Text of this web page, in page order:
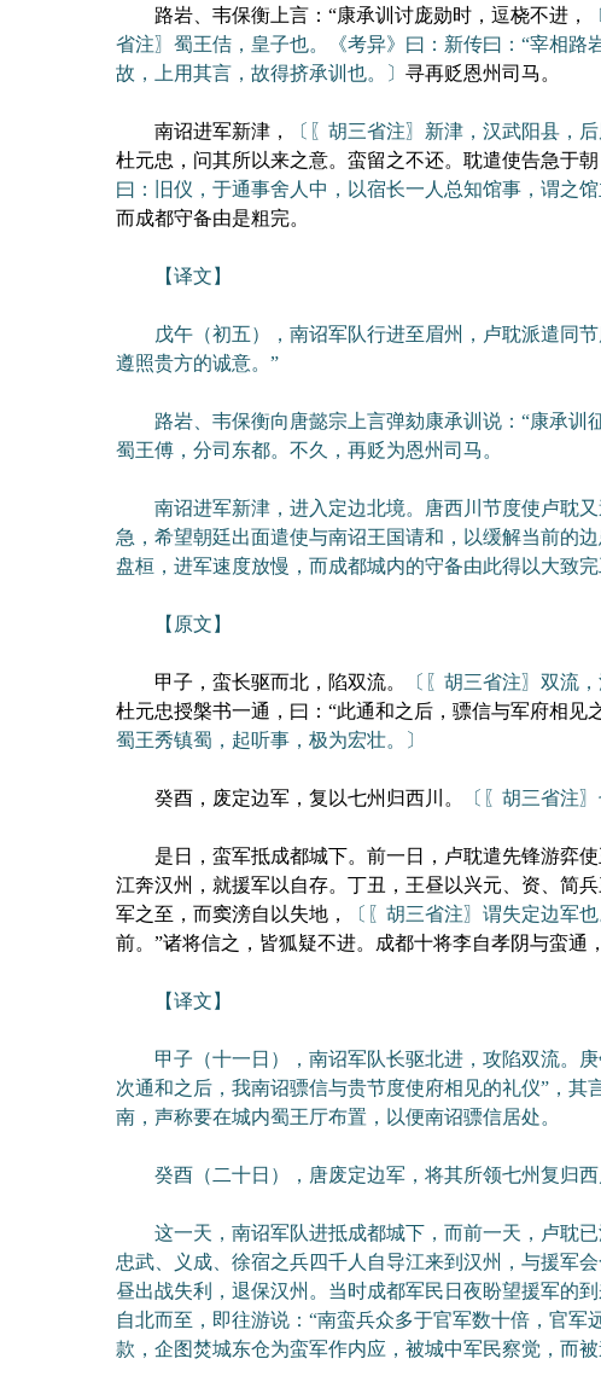
路岩、韦保衡上言：“康承训讨庞勋时，逗桡不进，
省注〗蜀王佶，皇子也。《考异》曰：新传曰：“宰相
故，上用其言，故得挤承训也。〕 寻再贬恩州司马。
南诏进军新津， 〔〖胡三省注〗新津，汉武阳县，
杜元忠，问其所以来之意。蛮留之不还。耽遣使告急于
曰：旧仪，于通事舍人中，以宿长一人总知馆事，谓之
而成都守备由是粗完。
【译文】
戊午（初五），南诏军队行进至眉州，卢耽派遣同节
遵照贵方的诚意。”
路岩、韦保衡向唐懿宗上言弹劾康承训说：“康承训
蜀王傅，分司东都。不久，再贬为恩州司马。
南诏进军新津，进入定边北境。唐西川节度使卢耽又
急，希望朝廷出面遣使与南诏王国请和，以缓解当前的
盘桓，进军速度放慢，而成都城内的守备由此得以大致完
【原文】
甲子，蛮长驱而北，陷双流。 〔〖胡三省注〗双流
杜元忠授槃书一通，曰：“此通和之后，骠信与军府相见
蜀王秀镇蜀，起听事，极为宏壮。〕
癸酉，废定边军，复以七州归西川。 〔〖胡三省注
是日，蛮军抵成都城下。前一日，卢耽遣先锋游弈使
江奔汉州，就援军以自存。丁丑，王昼以兴元、资、简兵
军之至，而窦滂自以失地，
〔〖胡三省注〗谓失定边军也
前。”诸将信之，皆狐疑不进。成都十将李自孝阴与蛮通
【译文】
甲子（十一日），南诏军队长驱北进，攻陷双流。庚
次通和之后，我南诏骠信与贵节度使府相见的礼仪”，
南，声称要在城内蜀王厅布置，以便南诏骠信居处。
癸酉（二十日），唐废定边军，将其所领七州复归西
这一天，南诏军队进抵成都城下，而前一天，卢耽已
忠武、义成、徐宿之兵四千人自导江来到汉州，与援军
昼出战失利，退保汉州。当时成都军民日夜盼望援军的
自北而至，即往游说：“南蛮兵众多于官军数十倍，官
款，企图焚城东仓为蛮军作内应，被城中军民察觉，而